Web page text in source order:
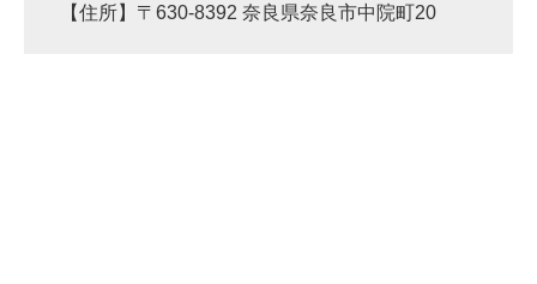
【住所】〒630-8392 奈良県奈良市中院町20